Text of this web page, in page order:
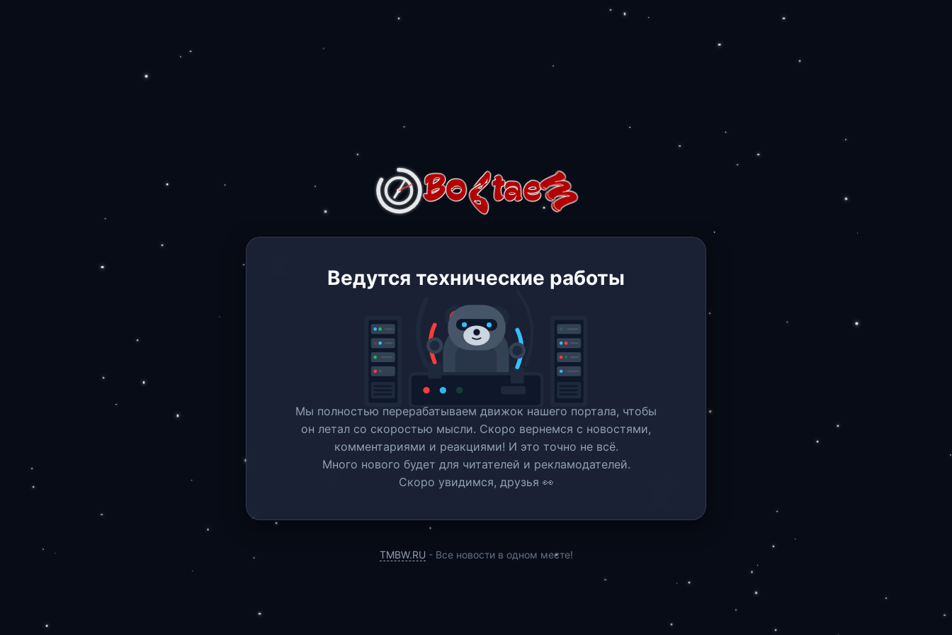
Ведутся технические работы
Мы полностью перерабатываем движок нашего портала, чтобы
он летал со скоростью мысли. Скоро вернемся c новостями,
комментариями и реакциями! И это точно не всё.
Много нового будет для читателей и рекламодателей.
Скоро увидимся, друзья 👀
TMBW.RU - Все новости в одном месте!